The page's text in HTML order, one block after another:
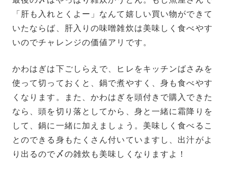
「肝も入れとくよー」なんて嬉しい買い物ができて
いたならば、肝入りの味噌雑炊は美味しく食べやす
いのでチャレンジの価値アリです。
かわはぎは下ごしらえで、ヒレをキッチンばさみを
使って切っておくと、鍋で煮やすく、身も食べやす
くなります。また、かわはぎを頭付きで購入できた
なら、頭を切り落としてから、身と一緒に霜降りを
して、鍋に一緒に加えましょう。美味しく食べるこ
とのできる身もたくさん付いていますし、出汁がよ
り出るので〆の雑炊も美味しくなりますよ！